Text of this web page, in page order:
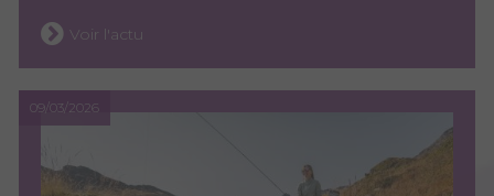
Voir l'actu
09/03/2026